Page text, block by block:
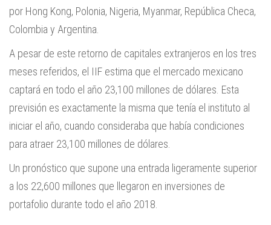
por Hong Kong, Polonia, Nigeria, Myanmar, República Checa,
Colombia y Argentina.
A pesar de este retorno de capitales extranjeros en los tres
meses referidos, el IIF estima que el mercado mexicano
captará en todo el año 23,100 millones de dólares. Esta
previsión es exactamente la misma que tenía el instituto al
iniciar el año, cuando consideraba que había condiciones
para atraer 23,100 millones de dólares.
Un pronóstico que supone una entrada ligeramente superior
a los 22,600 millones que llegaron en inversiones de
portafolio durante todo el año 2018.